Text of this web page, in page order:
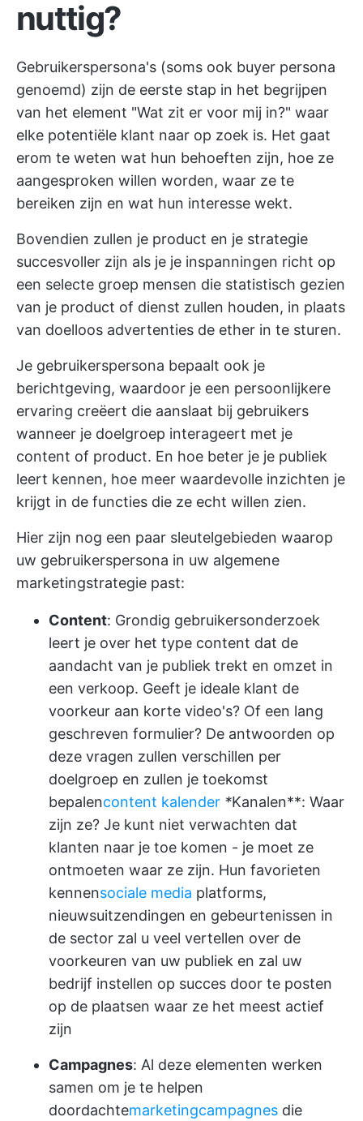
nuttig?
Gebruikerspersona's (soms ook buyer persona
genoemd) zijn de eerste stap in het begrijpen
van het element "Wat zit er voor mij in?" waar
elke potentiële klant naar op zoek is. Het gaat
erom te weten wat hun behoeften zijn, hoe ze
aangesproken willen worden, waar ze te
bereiken zijn en wat hun interesse wekt.
Bovendien zullen je product en je strategie
succesvoller zijn als je je inspanningen richt op
een selecte groep mensen die statistisch gezien
van je product of dienst zullen houden, in plaats
van doelloos advertenties de ether in te sturen.
Je gebruikerspersona bepaalt ook je
berichtgeving, waardoor je een persoonlijkere
ervaring creëert die aanslaat bij gebruikers
wanneer je doelgroep interageert met je
content of product. En hoe beter je je publiek
leert kennen, hoe meer waardevolle inzichten je
krijgt in de functies die ze echt willen zien.
Hier zijn nog een paar sleutelgebieden waarop
uw gebruikerspersona in uw algemene
marketingstrategie past:
Content: Grondig gebruikersonderzoek
leert je over het type content dat de
aandacht van je publiek trekt en omzet in
een verkoop. Geeft je ideale klant de
voorkeur aan korte video's? Of een lang
geschreven formulier? De antwoorden op
deze vragen zullen verschillen per
doelgroep en zullen je toekomst
bepalencontent kalender *Kanalen**: Waar
zijn ze? Je kunt niet verwachten dat
klanten naar je toe komen - je moet ze
ontmoeten waar ze zijn. Hun favorieten
kennensociale media platforms,
nieuwsuitzendingen en gebeurtenissen in
de sector zal u veel vertellen over de
voorkeuren van uw publiek en zal uw
bedrijf instellen op succes door te posten
op de plaatsen waar ze het meest actief
zijn
Campagnes: Al deze elementen werken
samen om je te helpen
doordachtemarketingcampagnes die